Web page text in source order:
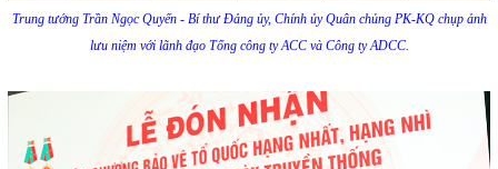
Trung tướng Trần Ngọc Quyến - Bí thư Đảng ủy, Chính ủy Quân chủng PK-KQ chụp ảnh
lưu niệm với lãnh đạo Tổng công ty ACC và Công ty ADCC.